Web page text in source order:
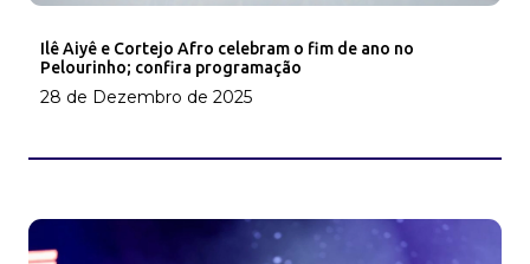
Ilê Aiyê e Cortejo Afro celebram o fim de ano no
Pelourinho; confira programação
28 de Dezembro de 2025